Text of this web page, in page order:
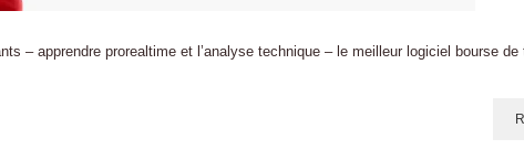
– apprendre prorealtime et l’analyse technique – le meilleur logiciel bourse de